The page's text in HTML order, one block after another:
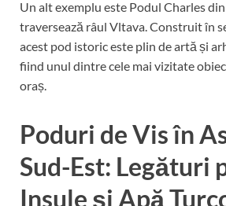
Un alt exemplu este Podul Charles din
traversează râul Vltava. Construit în
acest pod istoric este plin de artă și
fiind unul dintre cele mai vizitate
oraș.
Poduri de Vis în
Sud-Est: Legături
Insule și Apă